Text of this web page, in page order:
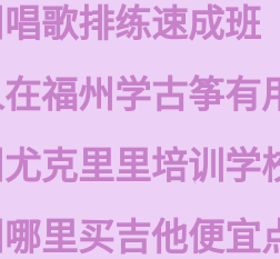
歌排练速成班
福州学古筝有
克里里培训学
里买吉他便宜